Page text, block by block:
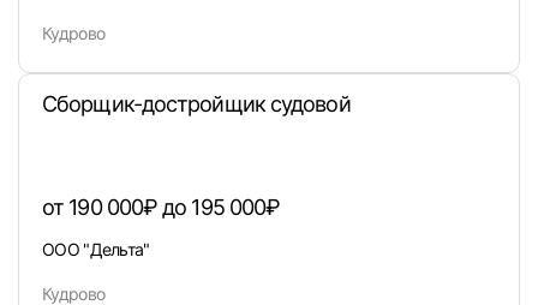
Кудрово
Сборщик-достройщик судовой
от 190 000₽ до 195 000₽
ООО "Дельта"
Кудрово